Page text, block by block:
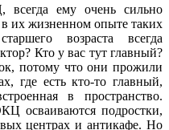
ему очень сильно
их жизненном опыте таких
возраста всегда
Кто у вас тут главный?
потому что они прожили
где есть кто-то главный,
в пространство.
осваиваются подростки,
центрах и антикафе. Но